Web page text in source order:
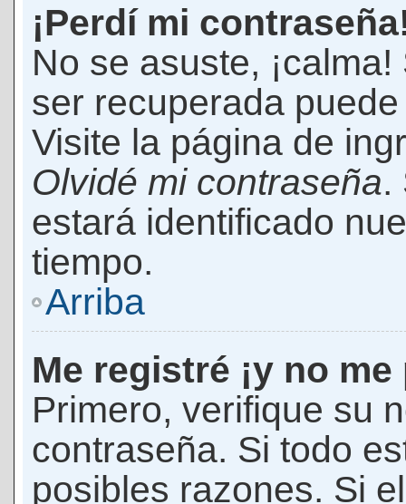
¡Perdí mi
No se asuste,
ser recuperada
Visite la página de
Olvidé mi contraseña.
estará identificado
tiempo.
Arriba
Me registré ¡y no
Primero, verifique su
contraseña. Si todo
posibles razones. Si